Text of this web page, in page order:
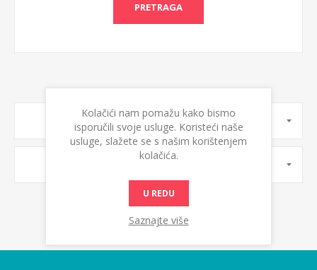
PRETRAGA
PROIZVOĐAČI
Kolačići nam pomažu kako bismo
isporučili svoje usluge. Koristeći naše
usluge, slažete se s našim korištenjem
kolačića.
U REDU
Saznajte više